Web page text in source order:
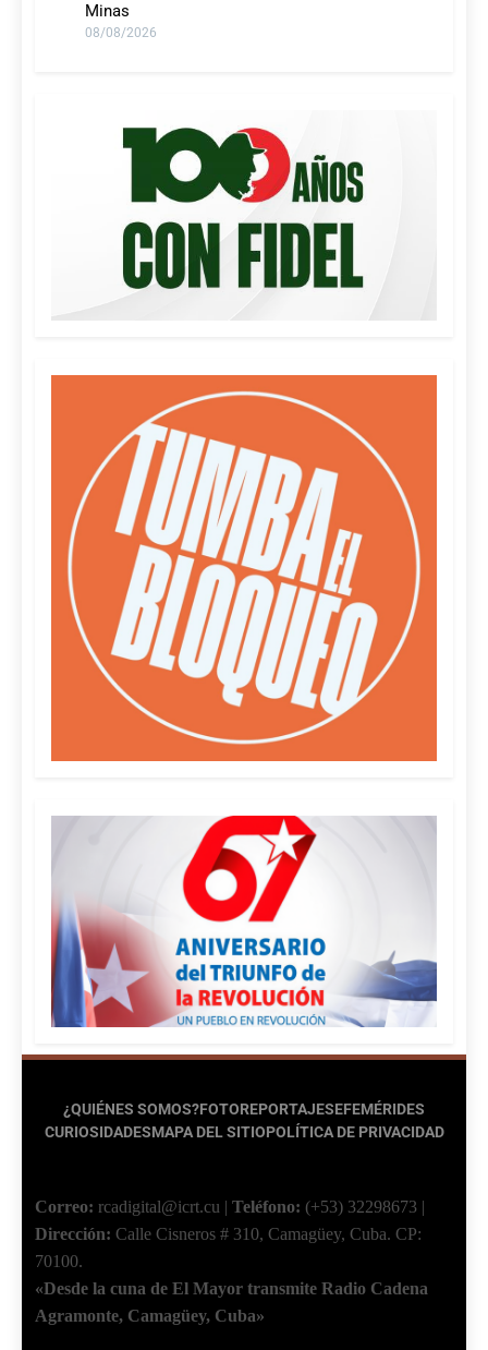
Minas
08/08/2026
¿QUIÉNES SOMOS?FOTOREPORTAJESEFEMÉRIDES
CURIOSIDADESMAPA DEL SITIOPOLÍTICA DE PRIVACIDAD
Correo: rcadigital@icrt.cu | Teléfono: (+53) 32298673 |
Dirección: Calle Cisneros # 310, Camagüey, Cuba. CP:
70100.
«Desde la cuna de El Mayor transmite Radio Cadena
Agramonte, Camagüey, Cuba»